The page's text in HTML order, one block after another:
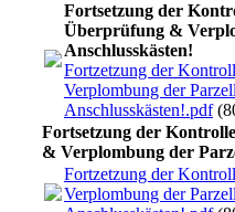
Fortsetzung der
Überprüfung &
Anschlusskästen!
Fortzetzung der
Verplombung der
Anschlusskästen!.pdf
Fortsetzung der
& Verplombung der
Fortzetzung der
Verplombung der